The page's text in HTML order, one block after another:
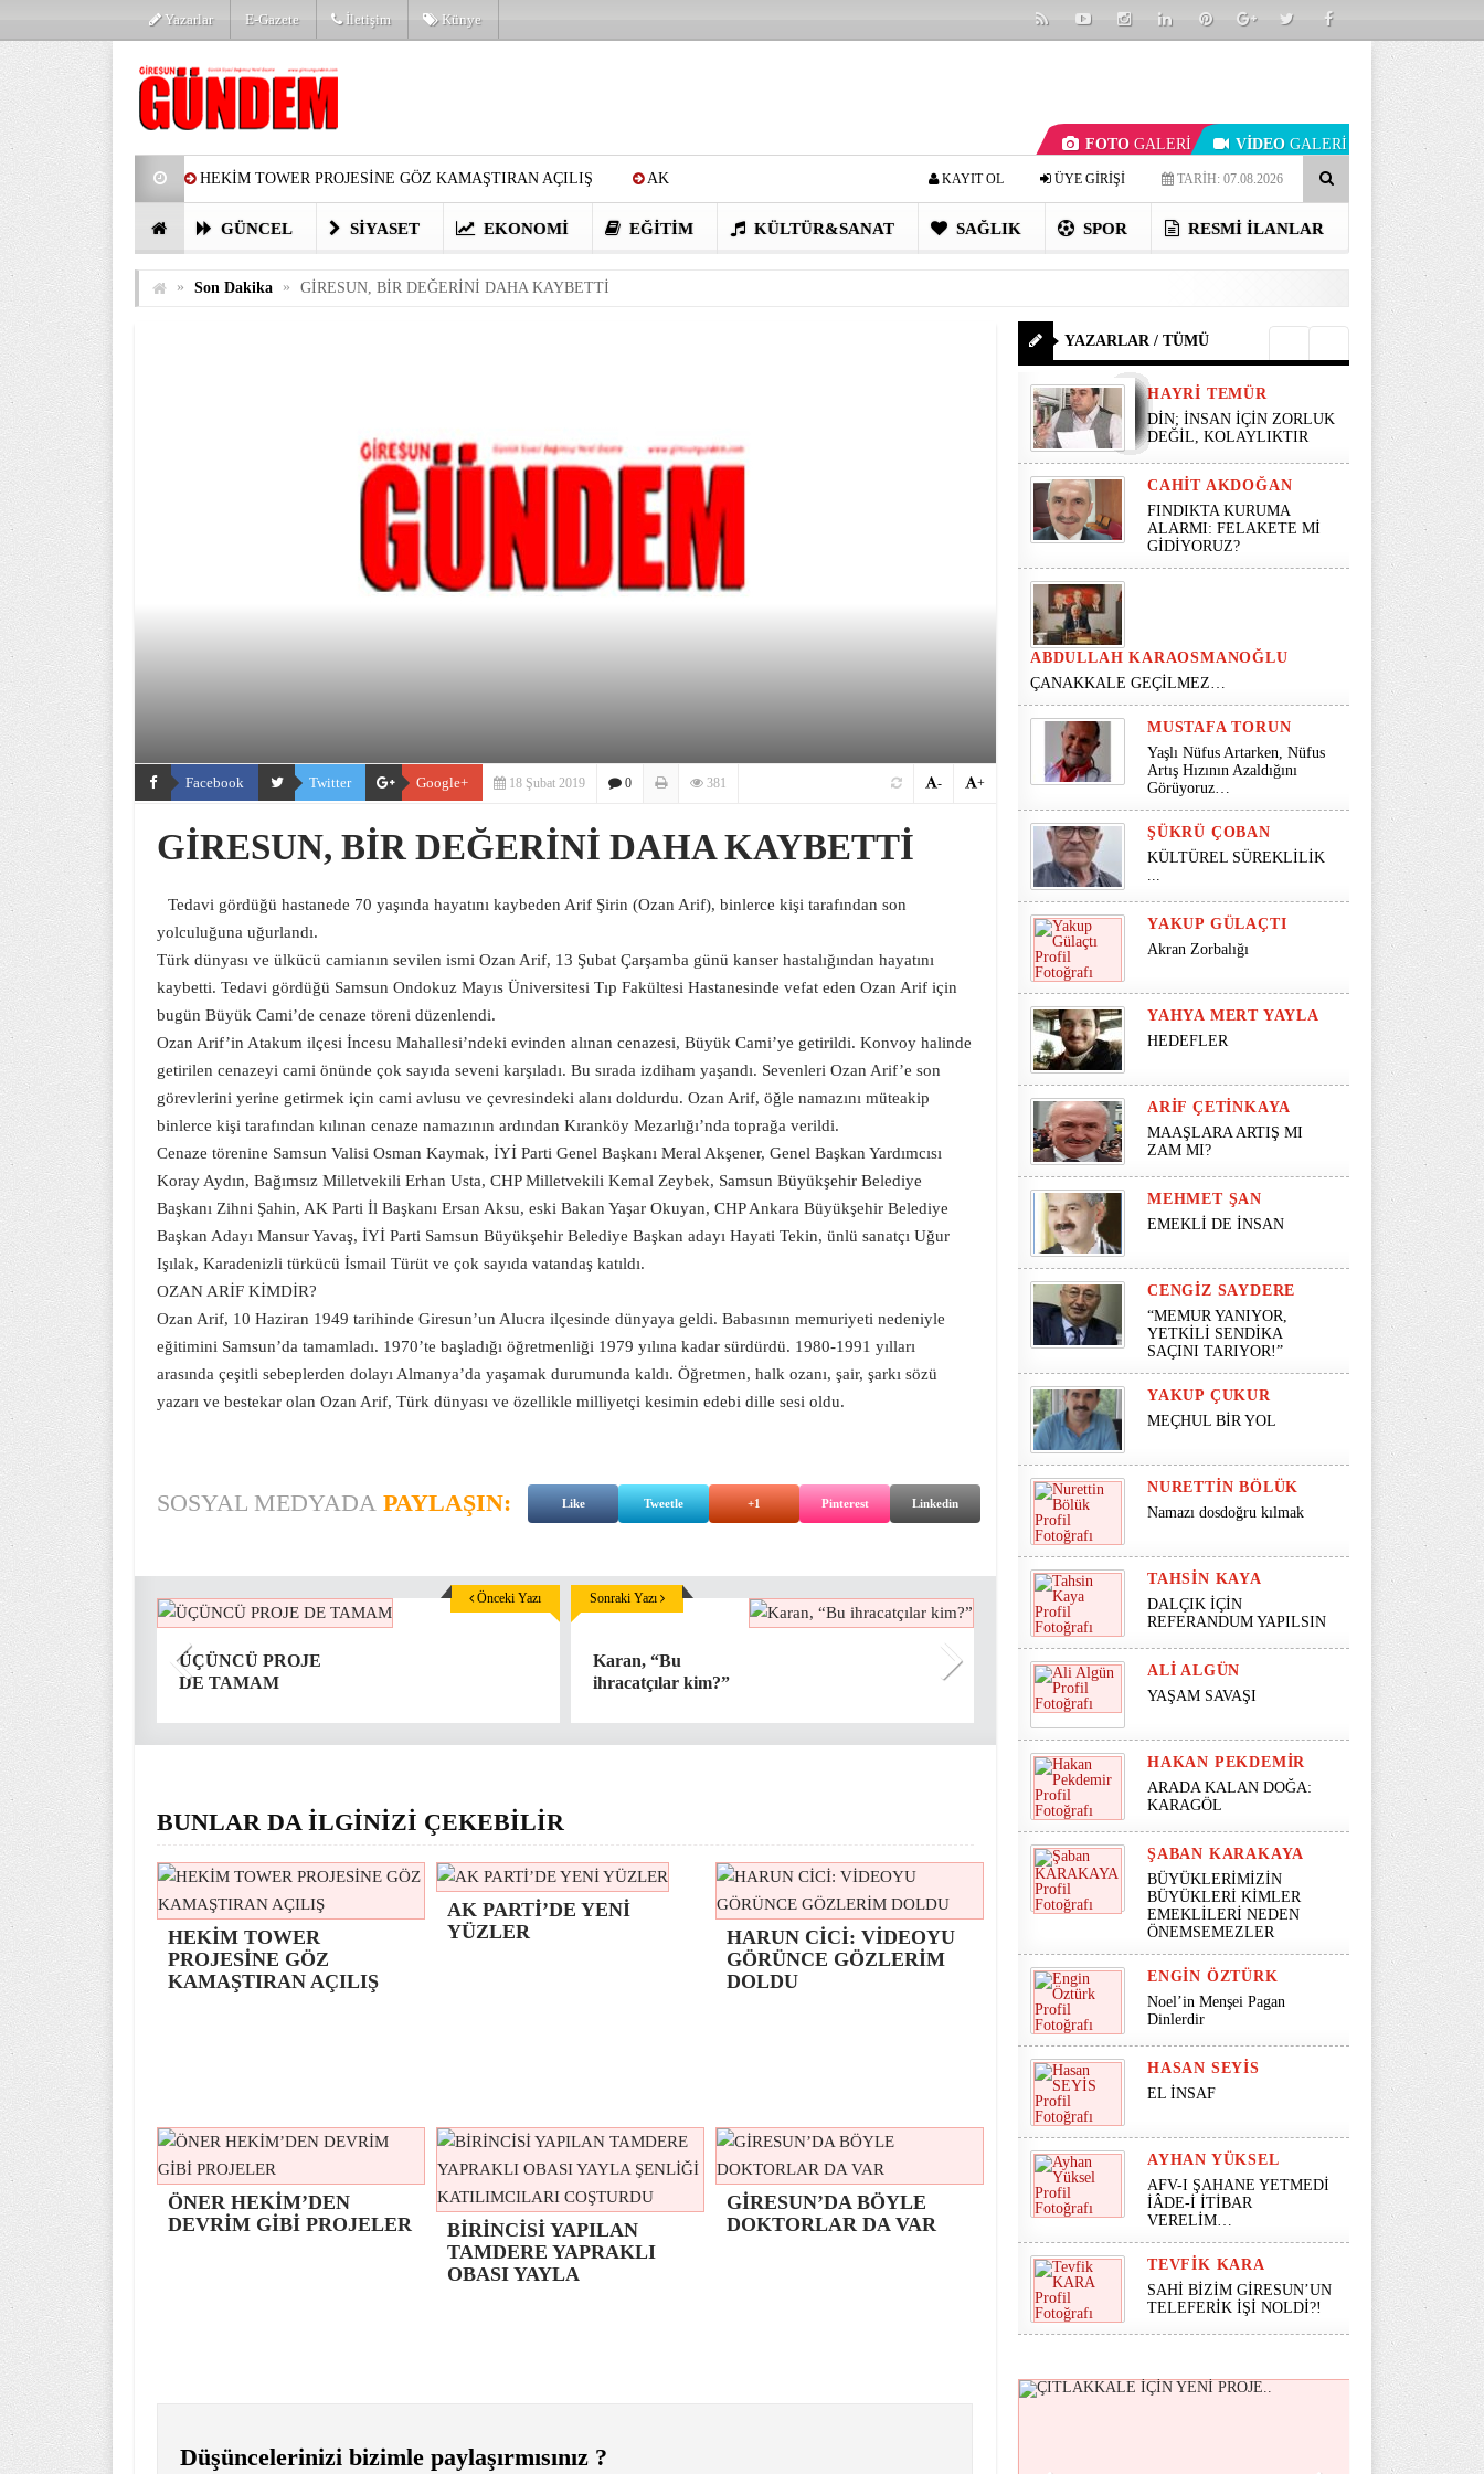
Yazarlar E-Gazete İletişim Künye
FOTO GALERİ VİDEO GALERİ
HEKİM TOWER PROJESİNE GÖZ KAMAŞTIRAN AÇILIŞ AK
PARTİ’DE YENİ YÜZLER HARUN CİCİ: VİDEOYU GÖRÜNCE
TARİH: 07.08.2026
ÜYE GİRİŞİ
KAYIT OL
GÜNCEL SIYASET EKONOMI EĞITIM KÜLTÜR&SANAT SAĞLIK SPOR RESMI İLANLAR
» Son Dakika » GİRESUN, BİR DEĞERİNİ DAHA KAYBETTİ
Facebook Twitter Google+ 18 Şubat 2019 0 381 +
-
GİRESUN, BİR DEĞERİNİ DAHA KAYBETTİ
Tedavi gördüğü hastanede 70 yaşında hayatını kaybeden Arif Şirin (Ozan Arif), binlerce kişi tarafından son
yolculuğuna uğurlandı.
Türk dünyası ve ülkücü camianın sevilen ismi Ozan Arif, 13 Şubat Çarşamba günü kanser hastalığından hayatını
kaybetti. Tedavi gördüğü Samsun Ondokuz Mayıs Üniversitesi Tıp Fakültesi Hastanesinde vefat eden Ozan Arif için
bugün Büyük Cami’de cenaze töreni düzenlendi.
Ozan Arif’in Atakum ilçesi İncesu Mahallesi’ndeki evinden alınan cenazesi, Büyük Cami’ye getirildi. Konvoy halinde
getirilen cenazeyi cami önünde çok sayıda seveni karşıladı. Bu sırada izdiham yaşandı. Sevenleri Ozan Arif’e son
görevlerini yerine getirmek için cami avlusu ve çevresindeki alanı doldurdu. Ozan Arif, öğle namazını müteakip
binlerce kişi tarafından kılınan cenaze namazının ardından Kıranköy Mezarlığı’nda toprağa verildi.
Cenaze törenine Samsun Valisi Osman Kaymak, İYİ Parti Genel Başkanı Meral Akşener, Genel Başkan Yardımcısı
Koray Aydın, Bağımsız Milletvekili Erhan Usta, CHP Milletvekili Kemal Zeybek, Samsun Büyükşehir Belediye
Başkanı Zihni Şahin, AK Parti İl Başkanı Ersan Aksu, eski Bakan Yaşar Okuyan, CHP Ankara Büyükşehir Belediye
Başkan Adayı Mansur Yavaş, İYİ Parti Samsun Büyükşehir Belediye Başkan adayı Hayati Tekin, ünlü sanatçı Uğur
Işılak, Karadenizli türkücü İsmail Türüt ve çok sayıda vatandaş katıldı.
OZAN ARİF KİMDİR?
Ozan Arif, 10 Haziran 1949 tarihinde Giresun’un Alucra ilçesinde dünyaya geldi. Babasının memuriyeti nedeniyle
eğitimini Samsun’da tamamladı. 1970’te başladığı öğretmenliği 1979 yılına kadar sürdürdü. 1980-1991 yılları
arasında çeşitli sebeplerden dolayı Almanya’da yaşamak durumunda kaldı. Öğretmen, halk ozanı, şair, şarkı sözü
yazarı ve bestekar olan Ozan Arif, Türk dünyası ve özellikle milliyetçi kesimin edebi dille sesi oldu.
SOSYAL MEDYADA PAYLAŞIN: Like Tweetle +1 Pinterest Linkedin
ÜÇÜNCÜ PROJE
DE TAMAM
Önceki Yazı
Karan, “Bu
ihracatçılar kim?”
Sonraki Yazı
BUNLAR DA İLGİNİZİ ÇEKEBİLİR
HEKİM TOWER
PROJESİNE GÖZ
KAMAŞTIRAN AÇILIŞ
AK PARTİ’DE YENİ
YÜZLER
HARUN CİCİ: VİDEOYU
GÖRÜNCE GÖZLERİM
DOLDU
ÖNER HEKİM’DEN
DEVRİM GİBİ PROJELER
BİRİNCİSİ YAPILAN
TAMDERE YAPRAKLI
OBASI YAYLA
GİRESUN’DA BÖYLE
DOKTORLAR DA VAR
Düşüncelerinizi bizimle paylaşırmısınız ?
YAZARLAR / TÜMÜ
HAYRI TEMÜR
DİN; İNSAN İÇİN ZORLUK
DEĞİL, KOLAYLIKTIR
CAHIT AKDOĞAN
FINDIKTA KURUMA
ALARMI: FELAKETE Mİ
GİDİYORUZ?
ABDULLAH KARAOSMANOĞLU
ÇANAKKALE GEÇİLMEZ…
MUSTAFA TORUN
Yaşlı Nüfus Artarken, Nüfus
Artış Hızının Azaldığını
Görüyoruz…
ŞÜKRÜ ÇOBAN
KÜLTÜREL SÜREKLİLİK
...
YAKUP GÜLAÇTI
Akran Zorbalığı
YAHYA MERT YAYLA
HEDEFLER
ARIF ÇETINKAYA
MAAŞLARA ARTIŞ MI
ZAM MI?
MEHMET ŞAN
EMEKLİ DE İNSAN
CENGIZ SAYDERE
“MEMUR YANIYOR,
YETKİLİ SENDİKA
SAÇINI TARIYOR!”
YAKUP ÇUKUR
MEÇHUL BİR YOL
NURETTIN BÖLÜK
Namazı dosdoğru kılmak
TAHSIN KAYA
DALÇIK İÇİN
REFERANDUM YAPILSIN
ALI ALGÜN
YAŞAM SAVAŞI
HAKAN PEKDEMIR
ARADA KALAN DOĞA:
KARAGÖL
ŞABAN KARAKAYA
BÜYÜKLERİMİZİN
BÜYÜKLERİ KİMLER
EMEKLİLERİ NEDEN
ÖNEMSEMEZLER
ENGIN ÖZTÜRK
Noel’in Menşei Pagan
Dinlerdir
HASAN SEYİS
EL İNSAF
AYHAN YÜKSEL
AFV-I ŞAHANE YETMEDİ
İÂDE-İ İTİBAR
VERELİM…
TEVFIK KARA
SAHİ BİZİM GİRESUN’UN
TELEFERİK İŞİ NOLDİ?!